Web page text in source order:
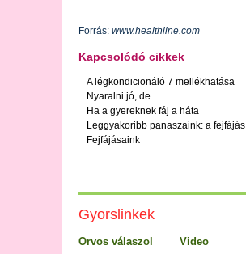
Forrás: www.healthline.com
Kapcsolódó cikkek
A légkondicionáló 7 mellékhatása
Nyaralni jó, de...
Ha a gyereknek fáj a háta
Leggyakoribb panaszaink: a fejfájás
Fejfájásaink
Gyorslinkek
Orvos válaszol Video